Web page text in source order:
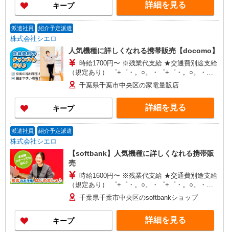
キープ 詳細を見る
派遣社員 紹介予定派遣
株式会社シエロ
人気機種に詳しくなれる携帯販売【docomo】
時給1700円〜 ※残業代支給 ★交通費別途支給
（規定あり） ゜+゜・。○。・゜+゜・。○。・゜
+゜ 入社祝い金10万円支給(規定有) お友達を紹介
頂くと, インセンティブ支給(規定有) ★月2回払
い・週払い可能（規程有）★ ゜・。○。・゜
+゜・。○。・゜+゜
千葉県千葉市中央区の家電量販店
キープ 詳細を見る
派遣社員 紹介予定派遣
株式会社シエロ
【softbank】人気機種に詳しくなれる携帯販
売
時給1600円〜 ※残業代支給 ★交通費別途支給
（規定あり） ゜+゜・。○。・゜+゜・。○。・゜
+゜ 入社祝い金10万円支給(規定有) お友達を紹介
頂くと, インセンティブ支給(規定有) ★月2回払
い・週払い可能（規程有）★ ゜・。○。・゜
+゜・。○。・゜+゜
千葉県千葉市中央区のsoftbankショップ
キープ 詳細を見る